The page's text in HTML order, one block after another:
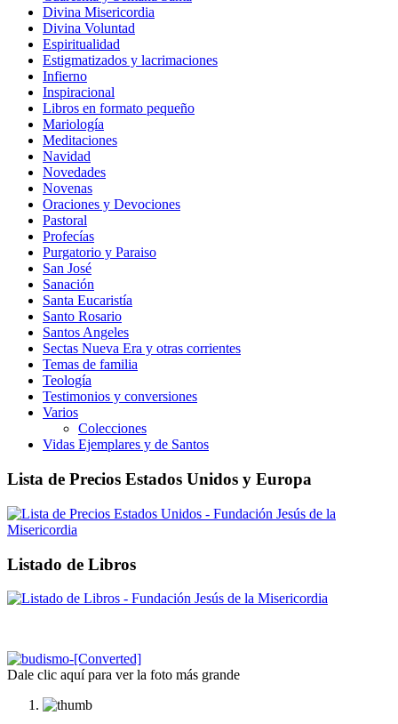
Divina Misericordia
Divina Voluntad
Espiritualidad
Estigmatizados y lacrimaciones
Infierno
Inspiracional
Libros en formato pequeño
Mariología
Meditaciones
Navidad
Novedades
Novenas
Oraciones y Devociones
Pastoral
Profecías
Purgatorio y Paraiso
San José
Sanación
Santa Eucaristía
Santo Rosario
Santos Angeles
Sectas Nueva Era y otras corrientes
Temas de familia
Teología
Testimonios y conversiones
Varios
Colecciones
Vidas Ejemplares y de Santos
Lista de Precios Estados Unidos y Europa
Listado de Libros
Dale clic aquí para ver la foto más grande